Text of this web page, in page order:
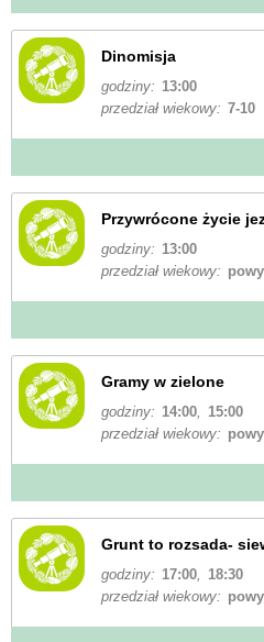
Dinomisja
godziny: 13:00
przedział wiekowy: 7-10
Przywrócone życie
godziny: 13:00
przedział wiekowy:
Gramy w zielone
godziny: 14:00,
15:00
przedział wiekowy:
Grunt to rozsada-
godziny: 17:00,
18:30
przedział wiekowy: